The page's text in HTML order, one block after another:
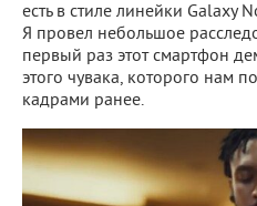
есть в стиле линейки Galaxy
Я провел небольшое
первый раз этот смартфон
этого чувака, которого нам
кадрами ранее.